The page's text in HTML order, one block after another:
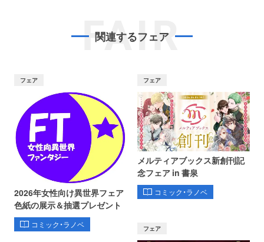
FAIR
関連するフェア
フェア
2026年女性向け異世界フェア
色紙の展示＆抽選プレゼント
コミック・ラノベ
フェア
メルティアブックス新創刊記
念フェア in 書泉
コミック・ラノベ
フェア